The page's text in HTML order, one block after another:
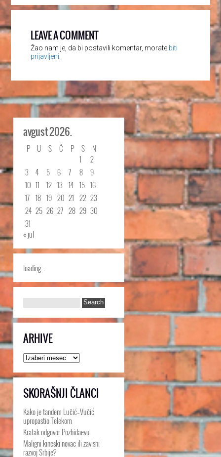
LEAVE A COMMENT
Žao nam je, da bi postavili komentar, morate biti
prijavljeni.
avgust 2026.
P U S Č P S
N
1
2
3
4 5 6 7 8
9
10 11 12 13 14 15 16
17 18 19 20 21 22 23
24 25 26 27 28 29 30
31
« jul
loading...
ARHIVE
Arhive
SKORAŠNJI ČLANCI
Kako je tandem Lučić–Vučić
upropastio Telekom
Kratak odgovor Pozhidaevu
Maligni kineski novac ili zavisni
razvoj Srbije?